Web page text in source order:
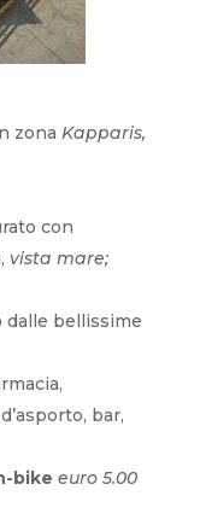
zona Kapparis,
con
vista mare;
dalle bellissime
bar,
bike euro 5.00